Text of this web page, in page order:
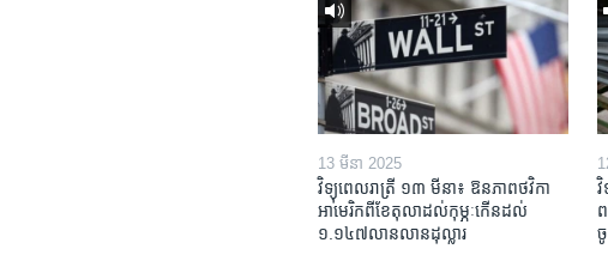
13 មីនា 2025
វិទ្យុពេលរាត្រី ១៣ មីនា៖ ឱនភាព​ថវិកា​
អាមេរិក​ពី​ខែ​តុលា​ដល់​កុម្ភៈ​កើន​ដល់​
១.១៤៧​លានលាន​ដុល្លារ